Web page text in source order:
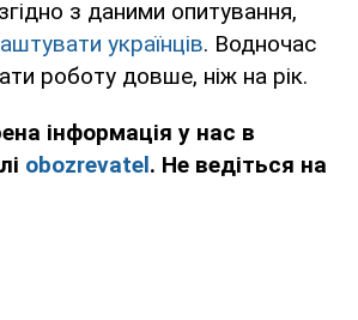
з даними опитування,
українців. Водночас
роботу довше, ніж на рік.
інформація у нас в
obozrevatel. Не ведіться на